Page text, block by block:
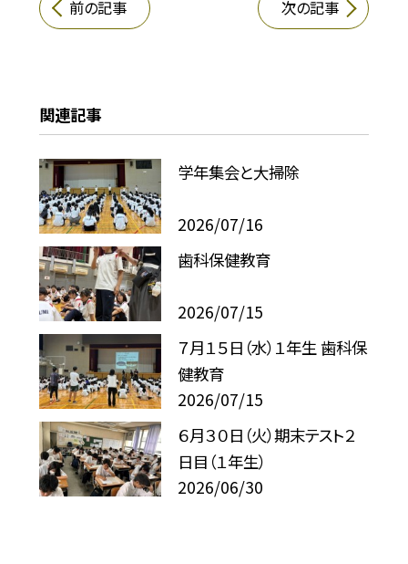
前の記事 次の記事
関連記事
学年集会と大掃除
2026/07/16
歯科保健教育
2026/07/15
７月１５日（水）１年生 歯科保
健教育
2026/07/15
６月３０日（火）期末テスト２
日目（１年生）
2026/06/30